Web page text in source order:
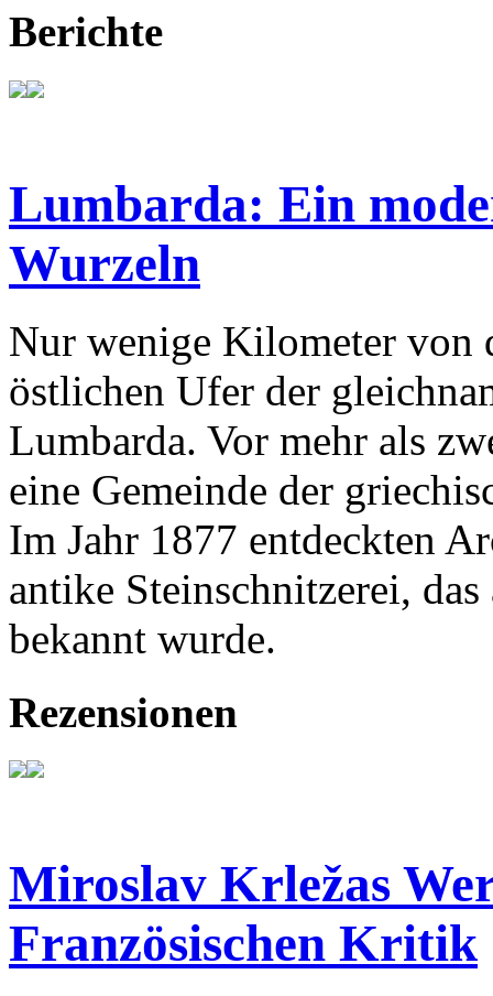
Berichte
Lumbarda: Ein
Wurzeln
Nur wenige Kilometer von
östlichen Ufer der
Lumbarda. Vor mehr als
eine Gemeinde der
Im Jahr 1877 entdeckten
antike Steinschnitzerei,
bekannt wurde.
Rezensionen
Miroslav Krležas
Französischen Kritik